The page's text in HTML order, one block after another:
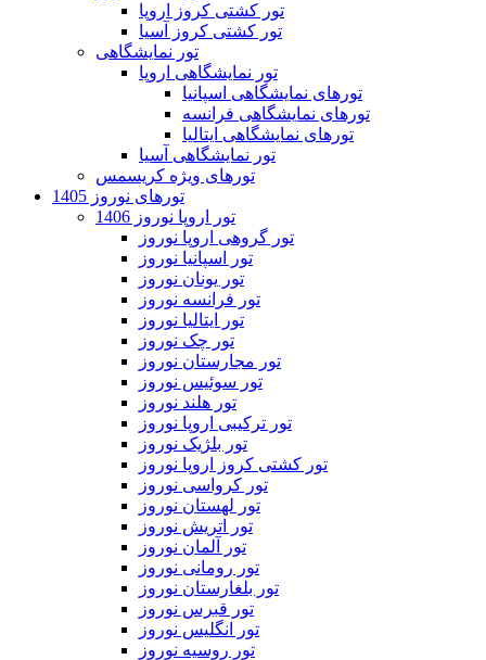
تور کشتی کروز اروپا
تور کشتی کروز آسیا
تور نمایشگاهی
تور نمایشگاهی اروپا
تورهای نمایشگاهی اسپانیا
تورهای نمایشگاهی فرانسه
تورهای نمایشگاهی ایتالیا
تور نمایشگاهی آسیا
تورهای ویژه کریسمس
تورهای نوروز 1405
تور اروپا نوروز 1406
تور گروهی اروپا نوروز
تور اسپانیا نوروز
تور یونان نوروز
تور فرانسه نوروز
تور ایتالیا نوروز
تور چک نوروز
تور مجارستان نوروز
تور سوئیس نوروز
تور هلند نوروز
تور ترکیبی اروپا نوروز
تور بلژیک نوروز
تور کشتی کروز اروپا نوروز
تور کرواسی نوروز
تور لهستان نوروز
تور اتریش نوروز
تور آلمان نوروز
تور رومانی نوروز
تور بلغارستان نوروز
تور قبرس نوروز
تور انگلیس نوروز
تور روسیه نوروز